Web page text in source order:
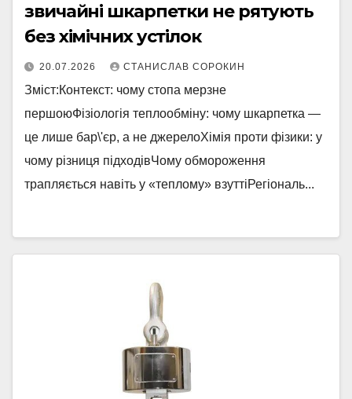
звичайні шкарпетки не рятують
без хімічних устілок
20.07.2026 СТАНИСЛАВ СОРОКИН
Зміст:Контекст: чому стопа мерзне
першоюФізіологія теплообміну: чому шкарпетка —
це лише бар\'єр, а не джерелоХімія проти фізики: у
чому різниця підходівЧому обмороження
трапляється навіть у «теплому» взуттіРегіональ...